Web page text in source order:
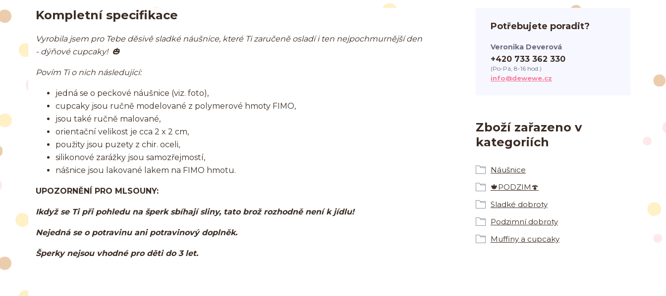
Kompletní specifikace
Vyrobila jsem pro Tebe děsivě sladké náušnice, které Ti zaručeně osladí i ten nejpochmurnější den
- dýňové cupcaky! 🎃
Povím Ti o nich následující:
jedná se o peckové náušnice (viz. foto),
cupcaky jsou ručně modelované z polymerové hmoty FIMO,
jsou také ručně malované,
orientační velikost je cca 2 x 2 cm,
použity jsou puzety z chir. oceli,
silikonové zarážky jsou samozřejmostí,
nášnice jsou lakované lakem na FIMO hmotu.
UPOZORNĚNÍ PRO MLSOUNY:
Ikdyž se Ti při pohledu na šperk sbíhají sliny, tato brož rozhodně není k jídlu!
Nejedná se o potravinu ani potravinový doplněk.
Šperky nejsou vhodné pro děti do 3 let.
Zboží zařazeno v
kategoriích
Náušnice
🍁PODZIM🍄
Sladké dobroty
Podzimní dobroty
Muffiny a cupcaky
Potřebujete poradit?
Veronika Deverová
+420 733 362 330
(Po-Pá, 8-16 hod.)
info@dewewe.cz